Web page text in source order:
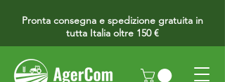
Pronta consegna e spedizione gratuita in
tutta Italia oltre 150 €